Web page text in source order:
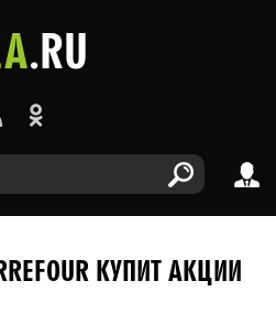
.RU
КУПИТ АКЦИИ